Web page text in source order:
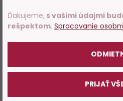
Ďakujeme, s vašimi údajmi
rešpektom. Spracovanie
PRIJAŤ